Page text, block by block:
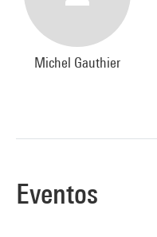
Michel Gauthier
Eventos